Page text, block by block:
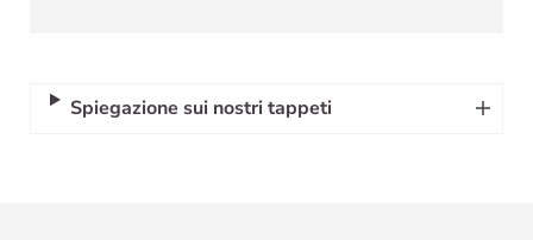
Spiegazione sui nostri tappeti